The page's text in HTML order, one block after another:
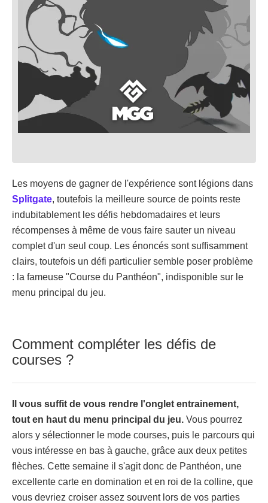
Les moyens de gagner de l'expérience sont légions dans
Splitgate, toutefois la meilleure source de points reste
indubitablement les défis hebdomadaires et leurs
récompenses à même de vous faire sauter un niveau
complet d'un seul coup. Les énoncés sont suffisamment
clairs, toutefois un défi particulier semble poser problème
: la fameuse "Course du Panthéon", indisponible sur le
menu principal du jeu.
Comment compléter les défis de
courses ?
Il vous suffit de vous rendre l'onglet entrainement,
tout en haut du menu principal du jeu. Vous pourrez
alors y sélectionner le mode courses, puis le parcours qui
vous intéresse en bas à gauche, grâce aux deux petites
flèches. Cette semaine il s'agit donc de Panthéon, une
excellente carte en domination et en roi de la colline, que
vous devriez croiser assez souvent lors de vos parties